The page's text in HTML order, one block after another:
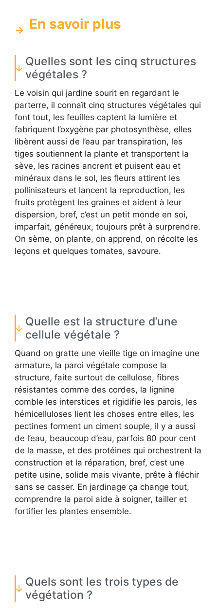
En savoir plus
Quelles sont les cinq structures
végétales ?
Le voisin qui jardine sourit en regardant le
parterre, il connaît cinq structures végétales qui
font tout, les feuilles captent la lumière et
fabriquent l’oxygène par photosynthèse, elles
libèrent aussi de l’eau par transpiration, les
tiges soutiennent la plante et transportent la
sève, les racines ancrent et puisent eau et
minéraux dans le sol, les fleurs attirent les
pollinisateurs et lancent la reproduction, les
fruits protègent les graines et aident à leur
dispersion, bref, c’est un petit monde en soi,
imparfait, généreux, toujours prêt à surprendre.
On sème, on plante, on apprend, on récolte les
leçons et quelques tomates, savoure.
Quelle est la structure d’une
cellule végétale ?
Quand on gratte une vieille tige on imagine une
armature, la paroi végétale compose la
structure, faite surtout de cellulose, fibres
résistantes comme des cordes, la lignine
comble les interstices et rigidifie les parois, les
hémicelluloses lient les choses entre elles, les
pectines forment un ciment souple, il y a aussi
de l’eau, beaucoup d’eau, parfois 80 pour cent
de la masse, et des protéines qui orchestrent la
construction et la réparation, bref, c’est une
petite usine, solide mais vivante, prête à fléchir
sans se casser. En jardinage ça change tout,
comprendre la paroi aide à soigner, tailler et
fortifier les plantes ensemble.
Quels sont les trois types de
végétation ?